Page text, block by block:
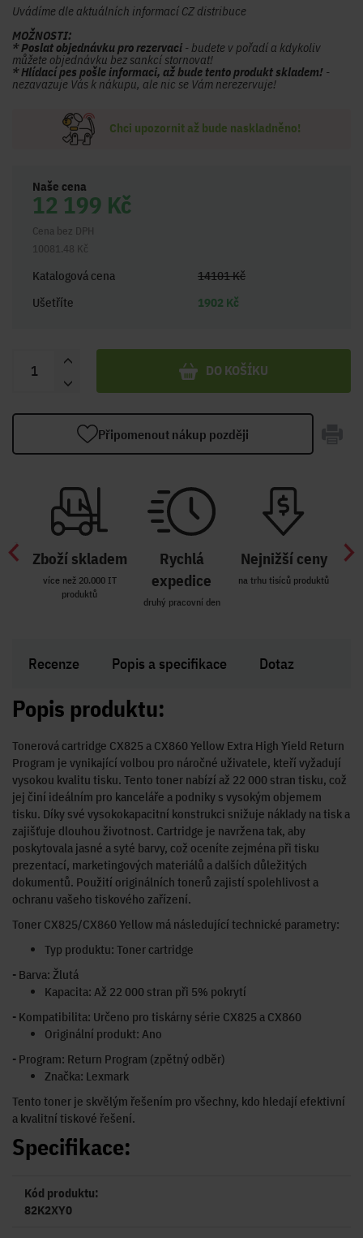
Uvádíme dle aktuálních informací CZ distribuce
MOŽNOSTI:
* Poslat objednávku pro rezervaci - budete v pořadí a kdykoliv
můžete objednávku bez sankcí stornovat!
* Hlídací pes pošle informaci, až bude tento produkt skladem! -
nezavazuje Vás k nákupu, ale nic se Vám nerezervuje!
Chci upozornit až bude naskladněno!
Naše cena
12 199 Kč
Cena bez DPH
10081.48 Kč
Katalogová cena
14101 Kč
Ušetříte
1902 Kč
DO KOŠÍKU
Připomenout nákup později
Zboží skladem
více než 20.000 IT
produktů
Rychlá
expedice
druhý pracovní den
Nejnižší ceny
na trhu tisíců produktů
Recenze Popis a specifikace Dotaz
Popis produktu:
Tonerová cartridge CX825 a CX860 Yellow Extra High Yield Return
Program je vynikající volbou pro náročné uživatele, kteří vyžadují
vysokou kvalitu tisku. Tento toner nabízí až 22 000 stran tisku, což
jej činí ideálním pro kanceláře a podniky s vysokým objemem
tisku. Díky své vysokokapacitní konstrukci snižuje náklady na tisk a
zajišťuje dlouhou životnost. Cartridge je navržena tak, aby
poskytovala jasné a syté barvy, což oceníte zejména při tisku
prezentací, marketingových materiálů a dalších důležitých
dokumentů. Použití originálních tonerů zajistí spolehlivost a
ochranu vašeho tiskového zařízení.
Toner CX825/CX860 Yellow má následující technické parametry:
Typ produktu: Toner cartridge
- Barva: Žlutá
Kapacita: Až 22 000 stran při 5% pokrytí
- Kompatibilita: Určeno pro tiskárny série CX825 a CX860
Originální produkt: Ano
- Program: Return Program (zpětný odběr)
Značka: Lexmark
Tento toner je skvělým řešením pro všechny, kdo hledají efektivní
a kvalitní tiskové řešení.
Specifikace:
Kód produktu:
82K2XY0